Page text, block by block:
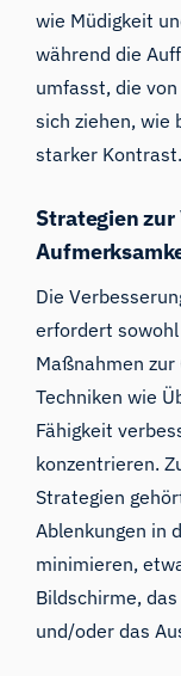
wie Müdigkeit
während die
umfasst, die
sich ziehen, wie
starker Kontrast.
Strategien
Die
erfordert
Maßnahmen
Techniken wie
Fähigkeit
konzentrieren.
Strategien
Ablenkungen in
minimieren,
Bildschirme,
und/oder das